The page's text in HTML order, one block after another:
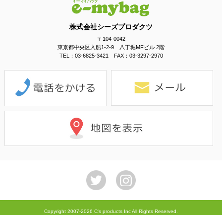
株式会社シーズプロダクツ
〒104-0042
東京都中央区入船1-2-9 八丁堀MFビル 2階
TEL：03-6825-3421 FAX：03-3297-2970
Copyright 2007-2026 C's products Inc All Rights Reserved.